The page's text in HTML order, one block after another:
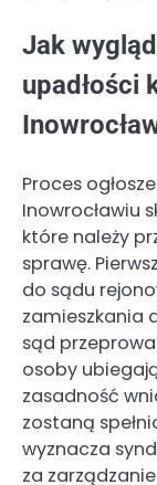
Jak
upadłości
Proces
Inowrocławiu
które należy
sprawę.
do sądu
zamieszkania
sąd
osoby
zasadność
zostaną
wyznacza
za